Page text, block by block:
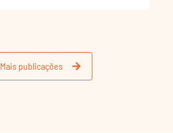
Mais publicações